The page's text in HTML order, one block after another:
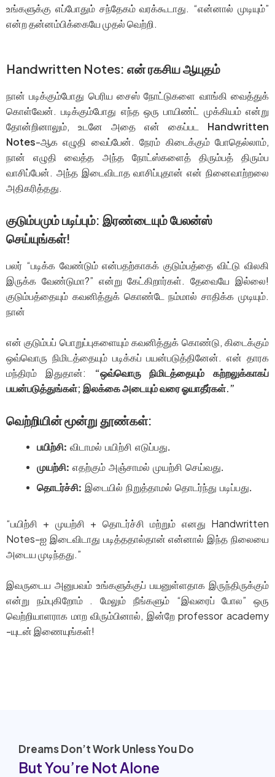
உங்களுக்கு எப்போதும் சந்தேகம் வரக்கூடாது. “என்னால் முடியும்”
என்ற தன்னம்பிக்கையே முதல் வெற்றி.
Handwritten Notes: என் ரகசிய ஆயுதம்
நான் படிக்கும்போது பெரிய சைஸ் நோட்டுகளை வாங்கி வைத்துக்
கொள்வேன். படிக்கும்போது எந்த ஒரு பாயிண்ட் முக்கியம் என்று
தோன்றினாலும், உடனே அதை என் கைப்பட Handwritten
Notes-ஆக எழுதி வைப்பேன். நேரம் கிடைக்கும் போதெல்லாம்,
நான் எழுதி வைத்த அந்த நோட்ஸ்களைத் திரும்பத் திரும்ப
வாசிப்பேன். அந்த இடைவிடாத வாசிப்புதான் என் நினைவாற்றலை
அதிகரித்தது.
குடும்பமும் படிப்பும்: இரண்டையும் பேலன்ஸ்
செய்யுங்கள்!
பலர் “படிக்க வேண்டும் என்பதற்காகக் குடும்பத்தை விட்டு விலகி
இருக்க வேண்டுமா?” என்று கேட்கிறார்கள். தேவையே இல்லை!
குடும்பத்தையும் கவனித்துக் கொண்டே நம்மால் சாதிக்க முடியும்.
நான்
என் குடும்பப் பொறுப்புகளையும் கவனித்துக் கொண்டு, கிடைக்கும்
ஒவ்வொரு நிமிடத்தையும் படிக்கப் பயன்படுத்தினேன். என் தாரக
மந்திரம் இதுதான்:
“ஒவ்வொரு நிமிடத்தையும் கற்றலுக்காகப்
பயன்படுத்துங்கள்; இலக்கை அடையும் வரை ஓயாதீர்கள்.”
வெற்றியின் மூன்று தூண்கள்:
பயிற்சி: விடாமல் பயிற்சி எடுப்பது.
முயற்சி: எதற்கும் அஞ்சாமல் முயற்சி செய்வது.
தொடர்ச்சி: இடையில் நிறுத்தாமல் தொடர்ந்து படிப்பது.
“பயிற்சி + முயற்சி + தொடர்ச்சி மற்றும் எனது Handwritten
Notes-ஐ இடைவிடாது படித்ததால்தான் என்னால் இந்த நிலையை
அடைய முடிந்தது.”
இவருடைய அனுபவம் உங்களுக்குப் பயனுள்ளதாக இருந்திருக்கும்
என்று நம்புகிறோம் . மேலும் நீங்களும் “இவரைப் போல” ஒரு
வெற்றியாளராக மாற விரும்பினால், இன்றே professor academy
-யுடன் இணையுங்கள்!
Dreams Don’t Work Unless You Do
But You’re Not Alone